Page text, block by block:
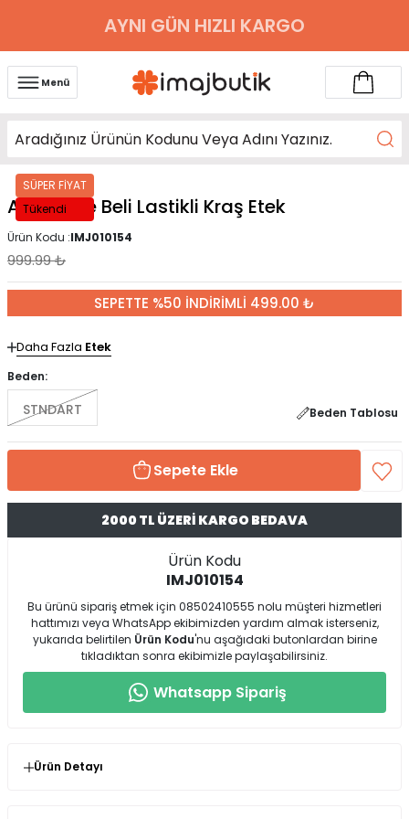
AYNI GÜN HIZLI KARGO
Menü
SÜPER FİYAT
Tükendi
Acı Kahve Beli Lastikli Kraş Etek
Ürün Kodu :IMJ010154
999.99₺
SEPETTE %50 İNDİRİMLİ 499.00 ₺
Daha Fazla Etek
Beden:
STNDART Beden Tablosu
Sepete Ekle
2000 TL ÜZERİ KARGO BEDAVA
Ürün Kodu
IMJ010154
Bu ürünü sipariş etmek için 08502410555 nolu müşteri hizmetleri
hattımızı veya WhatsApp ekibimizden yardım almak isterseniz,
yukarıda belirtilen Ürün Kodu'nu aşağıdaki butonlardan birine
tıkladıktan sonra ekibimizle paylaşabilirsiniz.
Whatsapp Sipariş
Ürün Detayı